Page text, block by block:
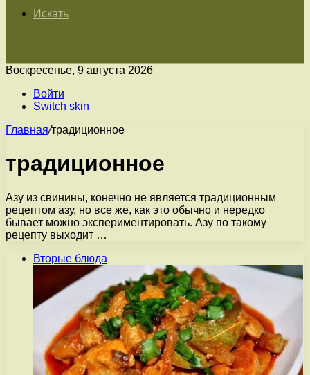
Искать
Воскресенье, 9 августа 2026
Войти
Switch skin
Главная/традиционное
традиционное
Азу из свинины, конечно не является традиционным
рецептом азу, но все же, как это обычно и нередко
бывает можно экспериментировать. Азу по такому
рецепту выходит …
Вторые блюда